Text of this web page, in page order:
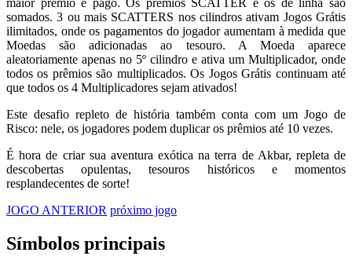
maior prêmio é pago. Os prêmios SCATTER e os de linha são
somados. 3 ou mais SCATTERS nos cilindros ativam Jogos Grátis
ilimitados, onde os pagamentos do jogador aumentam à medida que
Moedas são adicionadas ao tesouro. A Moeda aparece
aleatoriamente apenas no 5º cilindro e ativa um Multiplicador, onde
todos os prêmios são multiplicados. Os Jogos Grátis continuam até
que todos os 4 Multiplicadores sejam ativados!
Este desafio repleto de história também conta com um Jogo de
Risco: nele, os jogadores podem duplicar os prêmios até 10 vezes.
É hora de criar sua aventura exótica na terra de Akbar, repleta de
descobertas opulentas, tesouros históricos e momentos
resplandecentes de sorte!
JOGO ANTERIOR próximo jogo
Símbolos principais